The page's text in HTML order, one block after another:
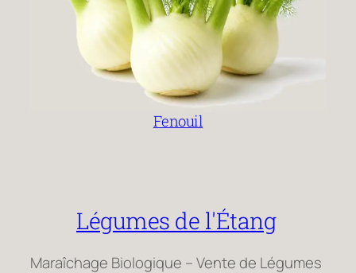
Fenouil
Légumes de l'Étang
Maraîchage Biologique – Vente de Légumes